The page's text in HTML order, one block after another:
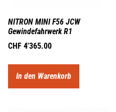
NITRON MINI F56 JCW
Gewindefahrwerk R1
CHF 4'365.00
In den Warenkorb